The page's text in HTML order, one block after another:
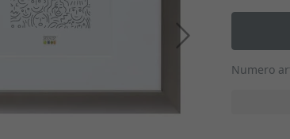
Avanti
Numero